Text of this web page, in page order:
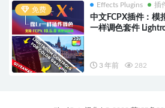
免费
Effects Plugins 插
中文FCPX插件：模
一样调色套件
3 年前 282